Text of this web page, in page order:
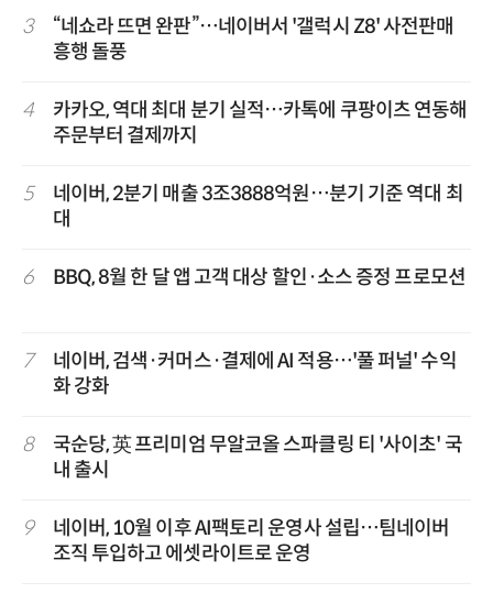
3
“네쇼라 뜨면 완판”…네이버서 '갤럭시 Z8' 사전판매
흥행 돌풍
4
카카오, 역대 최대 분기 실적…카톡에 쿠팡이츠 연동해
주문부터 결제까지
5
네이버, 2분기 매출 3조3888억원…분기 기준 역대 최
대
6 BBQ, 8월 한 달 앱 고객 대상 할인·소스 증정 프로모션
7
네이버, 검색·커머스·결제에 AI 적용…'풀 퍼널' 수익
화 강화
8
국순당, 英 프리미엄 무알코올 스파클링 티 '사이초' 국
내 출시
9
네이버, 10월 이후 AI팩토리 운영사 설립…팀네이버
조직 투입하고 에셋라이트로 운영